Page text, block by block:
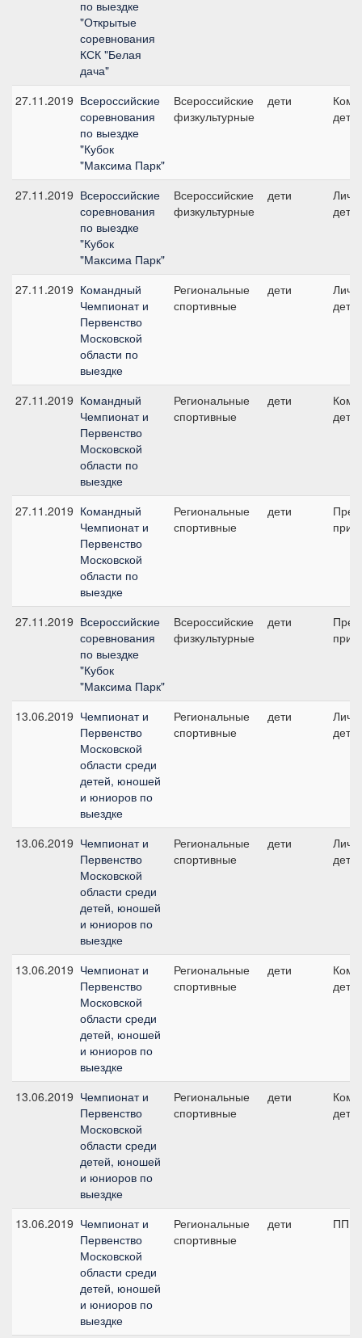
по выездке
"Открытые
соревнования
КСК "Белая
дача"
27.11.2019 Всероссийские
соревнования
по выездке
"Кубок
"Максима Парк"
Всероссийские
физкультурные
дети
дети
27.11.2019 Всероссийские
соревнования
по выездке
"Кубок
"Максима Парк"
Всероссийские
физкультурные
дети
дети
27.11.2019 Командный
Чемпионат и
Первенство
Московской
области по
выездке
Региональные
спортивные
дети
дети
27.11.2019 Командный
Чемпионат и
Первенство
Московской
области по
выездке
Региональные
спортивные
дети
дети
27.11.2019 Командный
Чемпионат и
Первенство
Московской
области по
выездке
Региональные
спортивные
дети
приз
27.11.2019 Всероссийские
соревнования
по выездке
"Кубок
"Максима Парк"
Всероссийские
физкультурные
дети
приз
13.06.2019 Чемпионат и
Первенство
Московской
области среди
детей, юношей
и юниоров по
выездке
Региональные
спортивные
дети
дети
13.06.2019 Чемпионат и
Первенство
Московской
области среди
детей, юношей
и юниоров по
выездке
Региональные
спортивные
дети
дети
13.06.2019 Чемпионат и
Первенство
Московской
области среди
детей, юношей
и юниоров по
выездке
Региональные
спортивные
дети
дети
13.06.2019 Чемпионат и
Первенство
Московской
области среди
детей, юношей
и юниоров по
выездке
Региональные
спортивные
дети
дети
13.06.2019 Чемпионат и
Первенство
Московской
области среди
детей, юношей
и юниоров по
выездке
Региональные
спортивные
дети ПП